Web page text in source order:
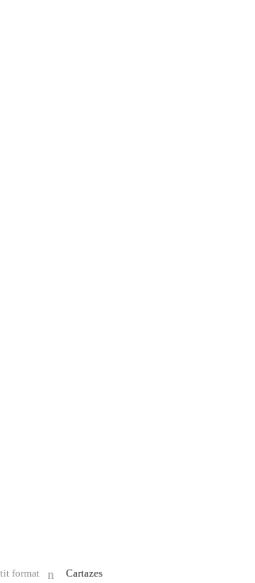
format Current:
Cartazes